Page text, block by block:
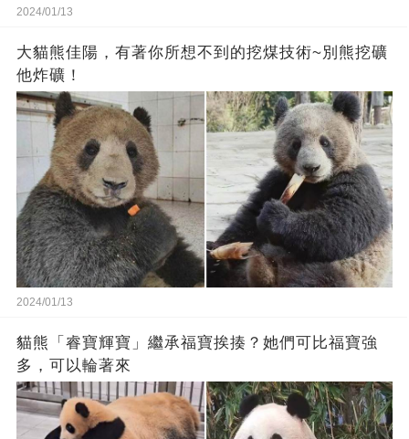
2024/01/13
大貓熊佳陽，有著你所想不到的挖煤技術~別熊挖礦
他炸礦！
2024/01/13
貓熊「睿寶輝寶」繼承福寶挨揍？她們可比福寶強
多，可以輪著來